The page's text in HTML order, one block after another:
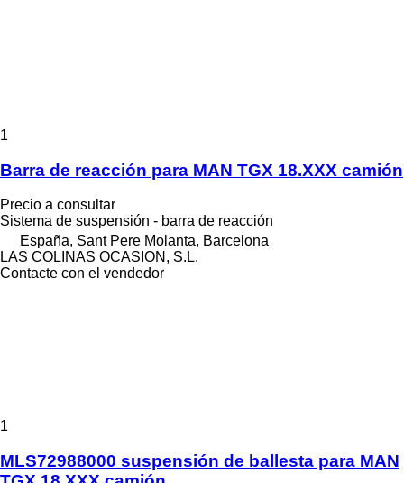
1
Barra de reacción para MAN TGX 18.XXX camión
Precio a consultar
Sistema de suspensión - barra de reacción
España, Sant Pere Molanta, Barcelona
LAS COLINAS OCASION, S.L.
Contacte con el vendedor
1
MLS72988000 suspensión de ballesta para MAN